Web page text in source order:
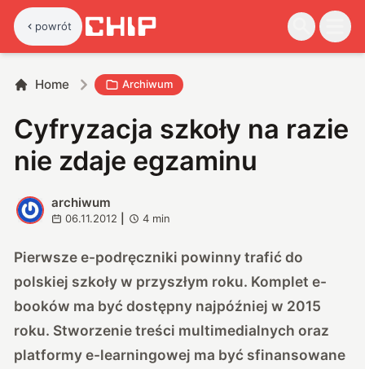
powrót
Home Archiwum
Cyfryzacja szkoły na razie
nie zdaje egzaminu
A
archiwum
06.11.2012 4 min
Pierwsze e-podręczniki powinny trafić do
polskiej szkoły w przyszłym roku. Komplet e-
booków ma być dostępny najpóźniej w 2015
roku. Stworzenie treści multimedialnych oraz
platformy e-learningowej ma być sfinansowane